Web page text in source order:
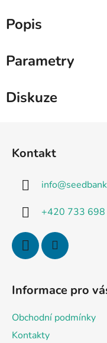
Popis
Parametry
Diskuze
Kontakt
info@
+420 733
Informace pro
Obchodní podmínky
Kontakty